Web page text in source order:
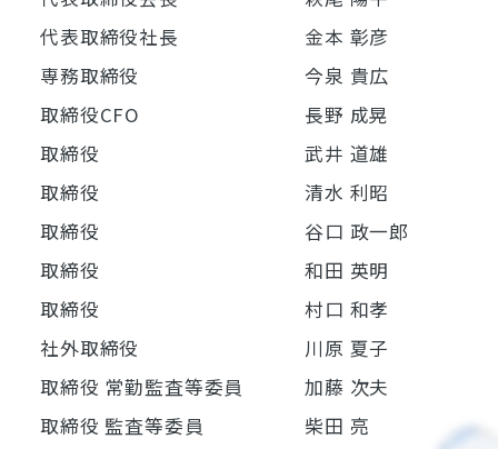
代表取締役社長
金本 彰彦
専務取締役
今泉 貴広
取締役CFO
長野 成晃
取締役
武井 道雄
取締役
清水 利昭
取締役
谷口 政一郎
取締役
和田 英明
取締役
村口 和孝
社外取締役
川原 夏子
取締役 常勤監査等委員
加藤 次夫
取締役 監査等委員
柴田 亮